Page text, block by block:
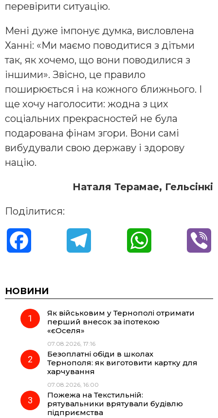
перевірити ситуацію.
Мені дуже імпонує думка, висловлена
Ханні: «Ми маємо поводитися з дітьми
так, як хочемо, що вони поводилися з
іншими». Звісно, це правило
поширюється і на кожного ближнього. І
ще хочу наголосити: жодна з цих
соціальних прекрасностей не була
подарована фінам згори. Вони самі
вибудували свою державу і здорову
націю.
Наталя Терамае, Гельсінкі
Поділитися:
c
e
o
k
e
r
a
m
t
A
НОВИНИ
Як військовим у Тернополі отримати
перший внесок за іпотекою
«єОселя»
07.08.2026, 17:16
Безоплатні обіди в школах
Тернополя: як виготовити картку для
харчування
07.08.2026, 16:00
Пожежа на Текстильній:
рятувальники врятували будівлю
підприємства